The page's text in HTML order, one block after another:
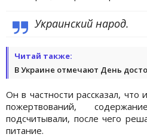
Украинский народ.
Читай также:
В Украине отмечают День
Он в частности рассказал, что
пожертвований,
подсчитывали, после чего
питание.